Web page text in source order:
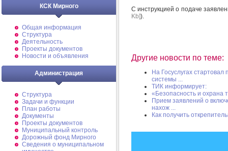
КСК Мирного
Общая информация
Структура
Деятельность
Проекты документов
Новости и объявления
Администрация
Структура
Задачи и функции
План работы
Документы
Проекты документов
Муниципальный контроль
Дорожный фонд Мирного
Cведения о муниципальном
С инструкцией о подаче
Kb]).
Другие новости по теме:
На Госуслугах
системы ...
ТИК информирует:
«Безопасность и охрана
Прием заявлений о
нахож ...
Как получить